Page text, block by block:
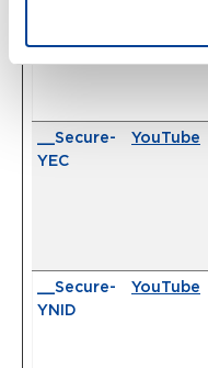
__Secure-
YEC
YouTube
__Secure-
YNID
YouTube